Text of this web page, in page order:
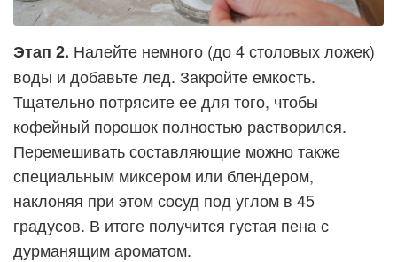
Этап 2. Налейте немного (до 4 столовых ложек)
воды и добавьте лед. Закройте емкость.
Тщательно потрясите ее для того, чтобы
кофейный порошок полностью растворился.
Перемешивать составляющие можно также
специальным миксером или блендером,
наклоняя при этом сосуд под углом в 45
градусов. В итоге получится густая пена с
дурманящим ароматом.